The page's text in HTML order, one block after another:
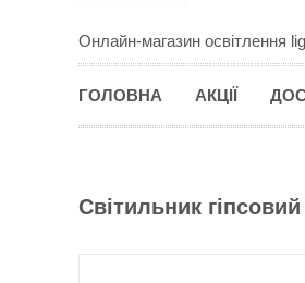
Онлайн-магазин освітлення
ГОЛОВНА АКЦІЇ
Світильник